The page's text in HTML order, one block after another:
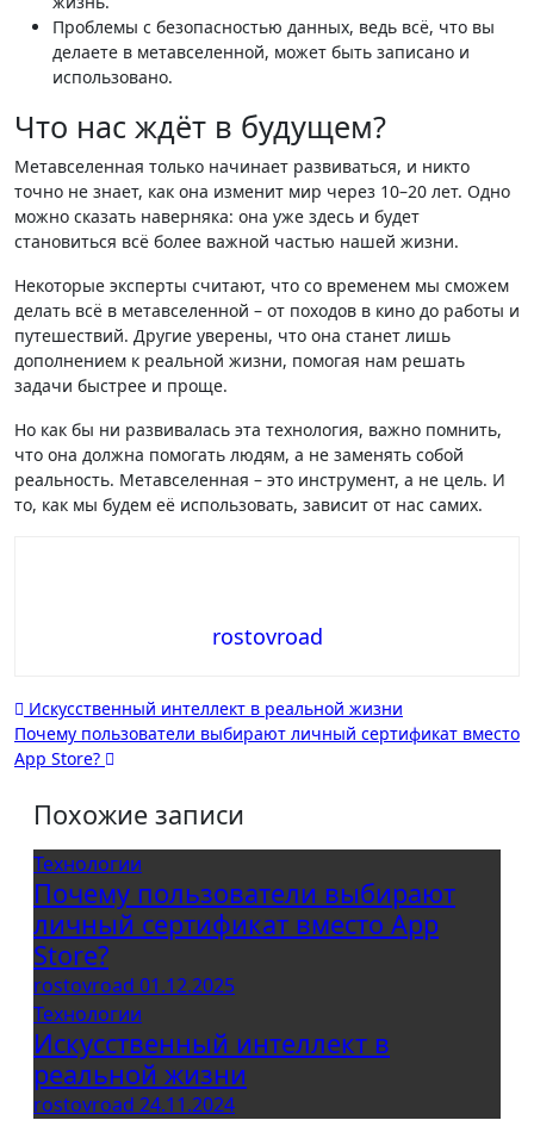
Проблемы с безопасностью данных, ведь всё, что вы
делаете в метавселенной, может быть записано и
использовано.
Что нас ждёт в будущем?
Метавселенная только начинает развиваться, и никто
точно не знает, как она изменит мир через 10–20 лет. Одно
можно сказать наверняка: она уже здесь и будет
становиться всё более важной частью нашей жизни.
Некоторые эксперты считают, что со временем мы сможем
делать всё в метавселенной – от походов в кино до работы и
путешествий. Другие уверены, что она станет лишь
дополнением к реальной жизни, помогая нам решать
задачи быстрее и проще.
Но как бы ни развивалась эта технология, важно помнить,
что она должна помогать людям, а не заменять собой
реальность. Метавселенная – это инструмент, а не цель. И
то, как мы будем её использовать, зависит от нас самих.
rostovroad
Навигация
по
Искусственный интеллект в реальной жизни
Почему пользователи выбирают личный сертификат вместо
App Store?
Похожие записи
Технологии
Почему пользователи выбирают
личный сертификат вместо App
Store?
rostovroad 01.12.2025
Технологии
Искусственный интеллект в
реальной жизни
rostovroad 24.11.2024